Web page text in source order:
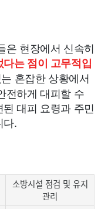
은 현장에서 신속히
는 점이 고무적입
혼잡한 상황에서
전하게 대피할 수
대피 요령과 주민
다.
소방시설 점검 및 유지
관리